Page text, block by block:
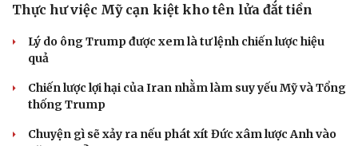
Thực hư việc Mỹ cạn kiệt kho tên lửa đắt tiền
Lý do ông Trump được xem là tư lệnh chiến lược hiệu
quả
Chiến lược lợi hại của Iran nhằm làm suy yếu Mỹ và Tổng
thống Trump
Chuyện gì sẽ xảy ra nếu phát xít Đức xâm lược Anh vào